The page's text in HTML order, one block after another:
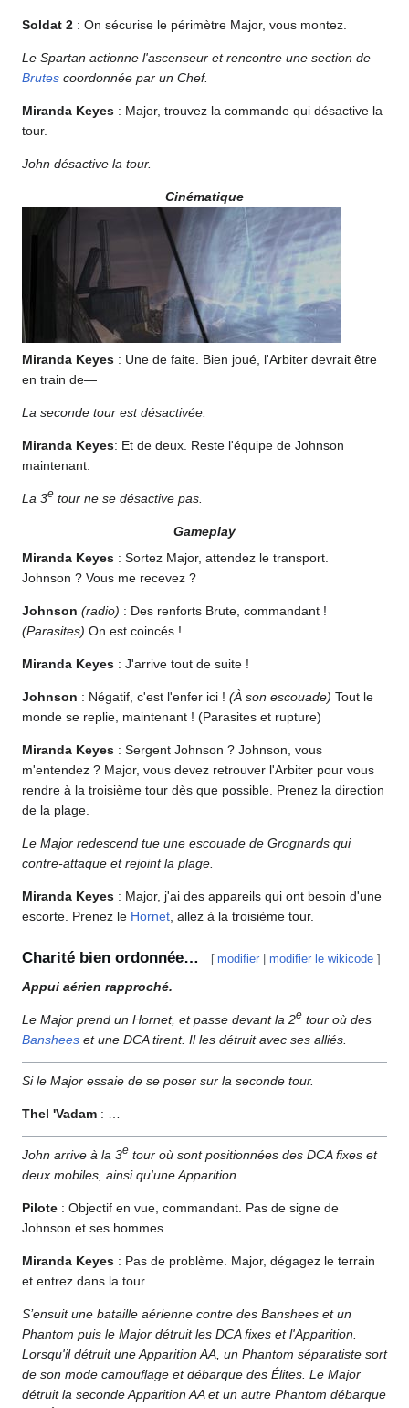
Soldat 2 : On sécurise le périmètre Major, vous montez.
Le Spartan actionne l'ascenseur et rencontre une section de
Brutes coordonnée par un Chef.
Miranda Keyes : Major, trouvez la commande qui désactive la
tour.
John désactive la tour.
Cinématique
Miranda Keyes : Une de faite. Bien joué, l'Arbiter devrait être
en train de—
La seconde tour est désactivée.
Miranda Keyes: Et de deux. Reste l'équipe de Johnson
maintenant.
La 3e tour ne se désactive pas.
Gameplay
Miranda Keyes : Sortez Major, attendez le transport.
Johnson ? Vous me recevez ?
Johnson (radio) : Des renforts Brute, commandant !
(Parasites) On est coincés !
Miranda Keyes : J'arrive tout de suite !
Johnson : Négatif, c'est l'enfer ici ! (À son escouade) Tout le
monde se replie, maintenant ! (Parasites et rupture)
Miranda Keyes : Sergent Johnson ? Johnson, vous
m'entendez ? Major, vous devez retrouver l'Arbiter pour vous
rendre à la troisième tour dès que possible. Prenez la direction
de la plage.
Le Major redescend tue une escouade de Grognards qui
contre-attaque et rejoint la plage.
Miranda Keyes : Major, j'ai des appareils qui ont besoin d'une
escorte. Prenez le Hornet , allez à la troisième tour.
Charité bien ordonnée… [ modifier |modifier le wikicode ]
Appui aérien rapproché.
Le Major prend un Hornet, et passe devant la 2e tour où des
Banshees et une DCA tirent. Il les détruit avec ses alliés.
Si le Major essaie de se poser sur la seconde tour.
Thel 'Vadam : …
John arrive à la 3e tour où sont positionnées des DCA fixes et
deux mobiles, ainsi qu'une Apparition.
Pilote : Objectif en vue, commandant. Pas de signe de
Johnson et ses hommes.
Miranda Keyes : Pas de problème. Major, dégagez le terrain
et entrez dans la tour.
S’ensuit une bataille aérienne contre des Banshees et un
Phantom puis le Major détruit les DCA fixes et l'Apparition.
Lorsqu'il détruit une Apparition AA, un Phantom séparatiste sort
de son mode camouflage et débarque des Élites. Le Major
détruit la seconde Apparition AA et un autre Phantom débarque